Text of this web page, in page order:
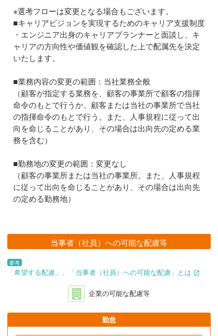
※選考フローは変更となる場合もございます。
■キャリアビジョンを実現するためのキャリア支援制度
・エンジニア出身のキャリアプランナーと面談し、キ
ャリアの方向性や価値観を確認した上で配属先を決定
いたします。
■業務内容の変更の範囲：当社業務全般
（顧客が指定する業務を、顧客の事業所で顧客の指揮
命令のもとで行うか、顧客または当社の事業所で当社
の指揮命令のもとで行う。また、人事規程に従って出
向を命じることがあり、その場合は出向先の定める業
務を含む）
■勤務地の変更の範囲：変更なし
（顧客の事業所または当社の事業所。また、人事規程
に従って出向を命じることがあり、その場合は出向先
の定める勤務地）
当事者（社員）への可能な配慮等
参考
「希望する配慮」、「当事者（社員）への可能な配慮」とは
企業の可能な配慮等
勤怠